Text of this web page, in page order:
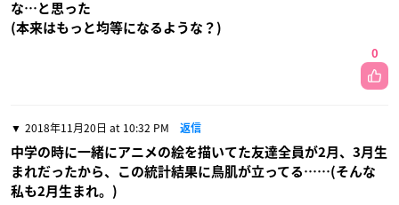
な…と思った
(本来はもっと均等になるような？)
0
2018年11月20日 at 10:32 PM 返信
中学の時に一緒にアニメの絵を描いてた友達全員が2月、3月生
まれだったから、この統計結果に鳥肌が立ってる……(そんな
私も2月生まれ。)